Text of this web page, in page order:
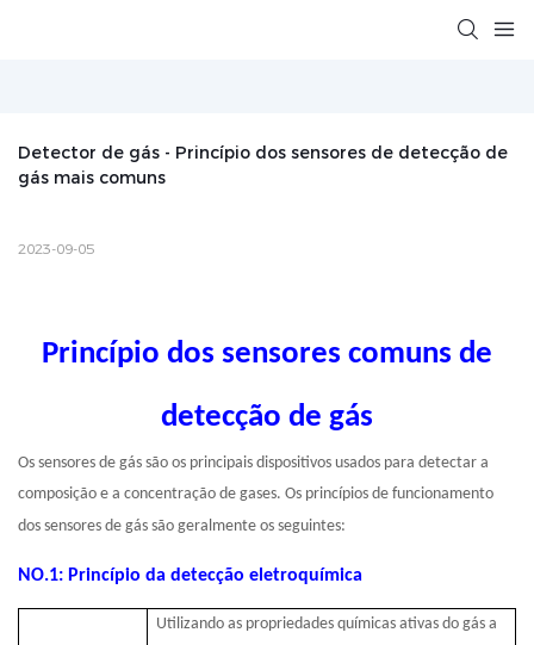
Detector de gás - Princípio dos sensores de detecção de
gás mais comuns
2023-09-05
Princípio dos sensores comuns de
detecção de gás
Os sensores de gás são os principais dispositivos usados ​​para detectar a
composição e a concentração de gases. Os princípios de funcionamento
dos sensores de gás são geralmente os seguintes:
NO.1: Princípio da detecção eletroquímica
Utilizando as propriedades químicas ativas do gás a